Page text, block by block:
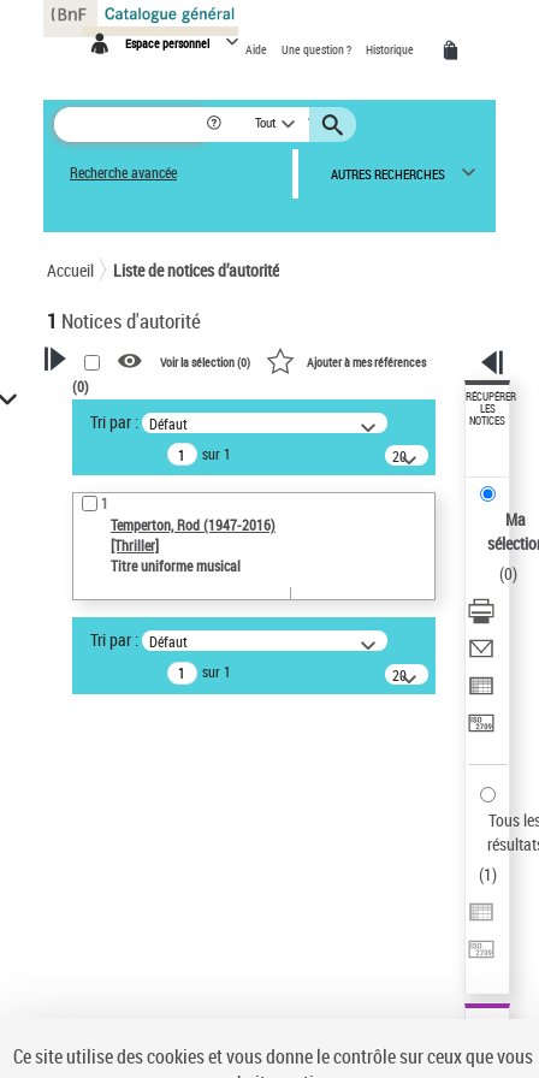
Espace personnel Aide Une question ? Historique
Tout
Recherche avancée AUTRES RECHERCHES
Accueil Liste de notices d’autorité
1 Notices d'autorité
VOTRE RECHERCHE
Recherche avancée dans les
notices d’autorité
Œuvres liées à l'auteur :
Temperton, Rod (1947-2016)
Type de notice d'autorité
Titre uniforme musical
Voir la sélection (0) Ajouter à mes références
(0)
Tri par : Défaut
sur 1
20
résultats/page
1
Temperton, Rod (1947-2016)
[Thriller]
Titre uniforme musical
Tri par : Défaut
sur 1
20
résultats/page
RÉCUPÉRER
LES
NOTICES
Ma
(0)
Tous
(1)
Panneau de gestion des cookies
Ce site utilise des cookies et vous donne le contrôle sur ceux que vous